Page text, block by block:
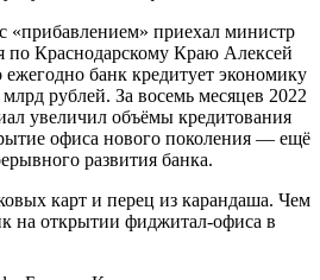
«прибавлением» приехал министр
по Краснодарскому Краю Алексей
банк кредитует экономику
рублей. За восемь месяцев 2022
увеличил объёмы кредитования
офиса нового поколения — ещё
развития банка.